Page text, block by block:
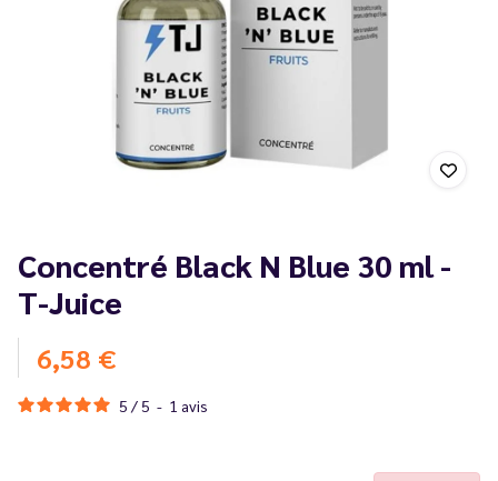
Concentré Black N Blue 30 ml -
T-Juice
6,58 €
5 / 5 - 1 avis